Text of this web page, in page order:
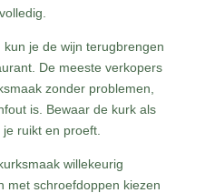
je de wijn terugbrengen
De meeste verkopers
zonder problemen,
is. Bewaar de kurk als
ruikt en proeft.
willekeurig
met schroefdoppen kiezen